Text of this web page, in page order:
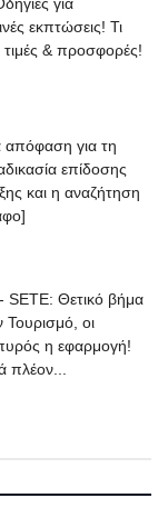
εκπτώσεις! Τι
τιμές & προσφορές!
για τη
επίδοσης
και η αναζήτηση
Θετικό βήμα
Τουρισμό, οι
η εφαρμογή!
πλέον...